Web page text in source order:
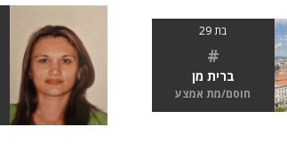
בת 29
#
ברית מן
חוסם/מת אמצע